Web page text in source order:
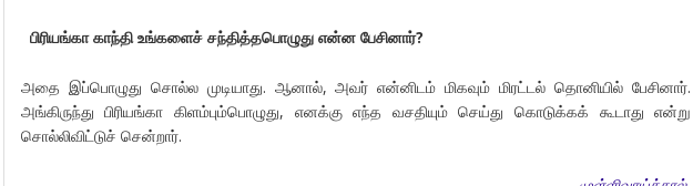
பிரியங்கா காந்தி உங்களைச் சந்தித்தபொழுது என்ன பேசினார்?
அதை இப்பொழுது சொல்ல முடியாது. ஆனால், அவர் என்னிடம் மிகவும் மிரட்டல் தொனியில் பேசினார்.
அங்கிருந்து பிரியங்கா கிளம்பும்பொழுது, எனக்கு எந்த வசதியும் செய்து கொடுக்கக் கூடாது என்று
சொல்லிவிட்டுச் சென்றார்.